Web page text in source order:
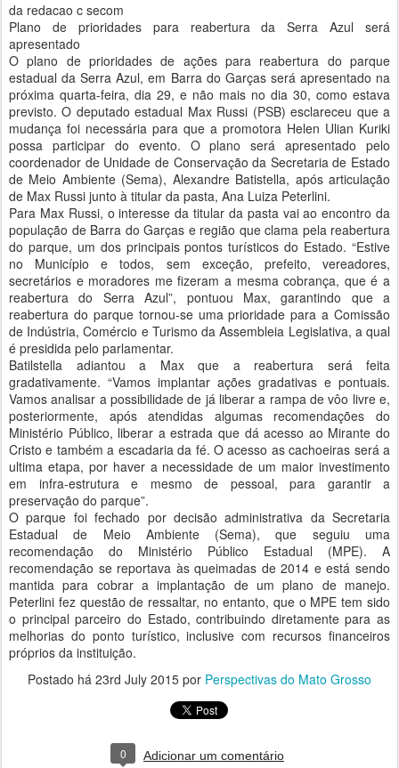
da redacao c secom
Plano de prioridades para reabertura da Serra Azul será
apresentado
O plano de prioridades de ações para reabertura do parque
estadual da Serra Azul, em Barra do Garças será apresentado na
próxima quarta-feira, dia 29, e não mais no dia 30, como estava
previsto. O deputado estadual Max Russi (PSB) esclareceu que a
mudança foi necessária para que a promotora Helen Ulian Kuriki
possa participar do evento. O plano será apresentado pelo
coordenador de Unidade de Conservação da Secretaria de Estado
de Meio Ambiente (Sema), Alexandre Batistella, após articulação
de Max Russi junto à titular da pasta, Ana Luiza Peterlini.
Para Max Russi, o interesse da titular da pasta vai ao encontro da
população de Barra do Garças e região que clama pela reabertura
do parque, um dos principais pontos turísticos do Estado. “Estive
no Município e todos, sem exceção, prefeito, vereadores,
secretários e moradores me fizeram a mesma cobrança, que é a
reabertura do Serra Azul”, pontuou Max, garantindo que a
reabertura do parque tornou-se uma prioridade para a Comissão
de Indústria, Comércio e Turismo da Assembleia Legislativa, a qual
é presidida pelo parlamentar.
Batilstella adiantou a Max que a reabertura será feita
gradativamente. “Vamos implantar ações gradativas e pontuais.
Vamos analisar a possibilidade de já liberar a rampa de vôo livre e,
posteriormente, após atendidas algumas recomendações do
Ministério Público, liberar a estrada que dá acesso ao Mirante do
Cristo e também a escadaria da fé. O acesso as cachoeiras será a
ultima etapa, por haver a necessidade de um maior investimento
em infra-estrutura e mesmo de pessoal, para garantir a
preservação do parque”.
O parque foi fechado por decisão administrativa da Secretaria
Estadual de Meio Ambiente (Sema), que seguiu uma
recomendação do Ministério Público Estadual (MPE). A
recomendação se reportava às queimadas de 2014 e está sendo
mantida para cobrar a implantação de um plano de manejo.
Peterlini fez questão de ressaltar, no entanto, que o MPE tem sido
o principal parceiro do Estado, contribuindo diretamente para as
melhorias do ponto turístico, inclusive com recursos financeiros
próprios da instituição.
Postado há 23rd July 2015 por Perspectivas do Mato Grosso
0 Adicionar um comentário